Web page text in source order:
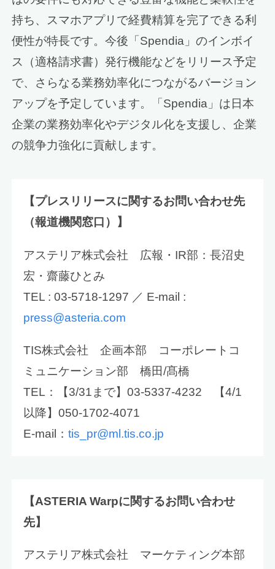
持ち、スマホアプリで経費精算を完了できる利
便性が特長です。今後「Spendia」のインボイ
ス（適格請求書）発行機能などをリリース予定
で、さらなる業務効率化につながるバージョン
アップを予定しています。「Spendia」は日本
企業の業務効率化やデジタル化を支援し、企業
の競争力強化に貢献します。
【プレスリリースに関するお問い合わせ先
（報道機関窓口）】
アステリア株式会社 広報・IR部：長沼史
宏・齋藤ひとみ
TEL : 03-5718-1297 ／ E-mail :
press@asteria.com
TIS株式会社 企画本部 コーポレートコ
ミュニケーション部 橋田/髙橋
TEL：【3/31まで】03-5337-4232 【4/1
以降】050-1702-4071
E-mail：tis_pr@ml.tis.co.jp
【ASTERIA Warpに関するお問い合わせ
先】
アステリア株式会社 マーケティング本部